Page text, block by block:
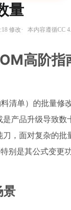
量
修改· 本内容遵循CC
高阶
清单）的批量修
产品升级导致
，面对复杂的批
别是其公式变更
景